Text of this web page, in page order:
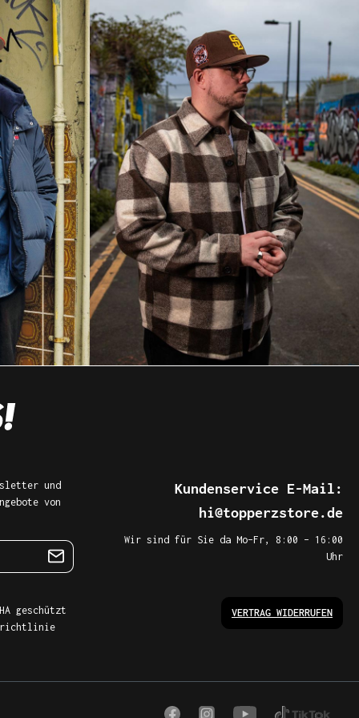
und
von
geschützt
Kundenservice E-Mail:
hi@topperzstore.de
Wir sind für Sie da Mo–Fr, 8:00 – 16:00
Uhr
VERTRAG WIDERRUFEN